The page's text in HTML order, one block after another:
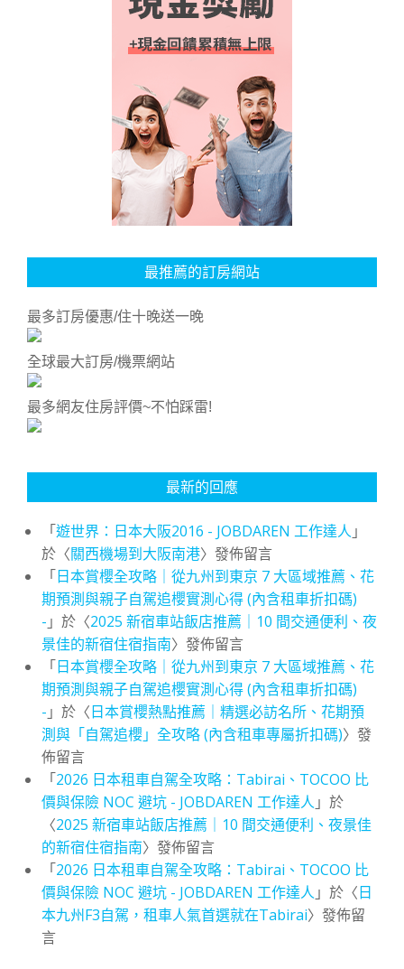
最推薦的訂房網站
最多訂房優惠/住十晚送一晚
全球最大訂房/機票網站
最多網友住房評價~不怕踩雷!
最新的回應
「遊世界：日本大阪2016 - JOBDAREN 工作達人 」
於〈關西機場到大阪南港〉發佈留言
「日本賞櫻全攻略｜從九州到東京 7 大區域推薦、花
期預測與親子自駕追櫻實測心得 (內含租車折扣碼)
- 」於〈2025 新宿車站飯店推薦｜10 間交通便利、夜
景佳的新宿住宿指南〉發佈留言
「日本賞櫻全攻略｜從九州到東京 7 大區域推薦、花
期預測與親子自駕追櫻實測心得 (內含租車折扣碼)
- 」於〈日本賞櫻熱點推薦｜精選必訪名所、花期預
測與「自駕追櫻」全攻略 (內含租車專屬折扣碼)〉發
佈留言
「2026 日本租車自駕全攻略：Tabirai、TOCOO 比
價與保險 NOC 避坑 - JOBDAREN 工作達人 」於
〈2025 新宿車站飯店推薦｜10 間交通便利、夜景佳
的新宿住宿指南〉發佈留言
「2026 日本租車自駕全攻略：Tabirai、TOCOO 比
價與保險 NOC 避坑 - JOBDAREN 工作達人 」於〈日
本九州F3自駕，租車人氣首選就在Tabirai〉發佈留
言